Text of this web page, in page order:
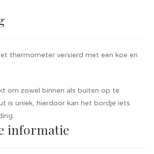
thermometer versierd met een koe en
om zowel binnen als buiten op te
is uniek, hierdoor kan het bordje iets
informatie